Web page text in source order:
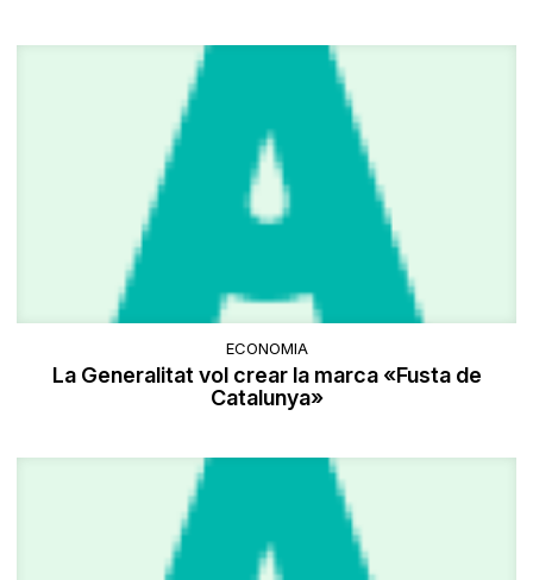
ECONOMIA
La Generalitat vol crear la marca «Fusta de
Catalunya»